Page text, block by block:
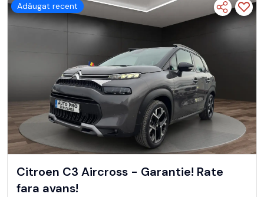
Adăugat recent
Citroen C3 Aircross - Garantie! Rate
fara avans!